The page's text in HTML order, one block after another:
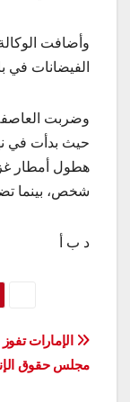
وأضافت
الفيضانات في
وضربت
حيث بدأت في
شخص، بينما تضرر 325
د ب أ
تصفّح
المقالات
الإمارات
مجلس حقوق